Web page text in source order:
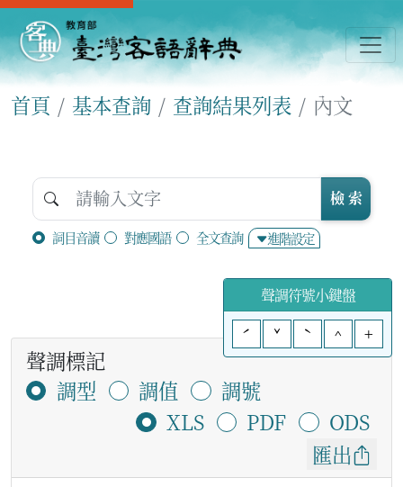
首頁 基本查詢 查詢結果列表 內文
詞目音讀 對應國語 全文查詢 進階設定
檢 索
聲調符號小鍵盤
ˊ
ˇ ˋ ^ +
聲調標記
調型
調值
調號
XLS
PDF
ODS
匯出